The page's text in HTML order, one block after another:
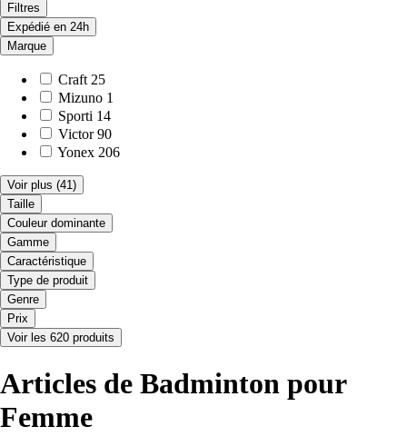
Filtres
Expédié en 24h
Marque
Craft 25
Mizuno 1
Sporti 14
Victor 90
Yonex 206
Voir plus (41)
Taille
Couleur dominante
Gamme
Caractéristique
Type de produit
Genre
Prix
Voir les 620 produits
Articles de Badminton pour
Femme